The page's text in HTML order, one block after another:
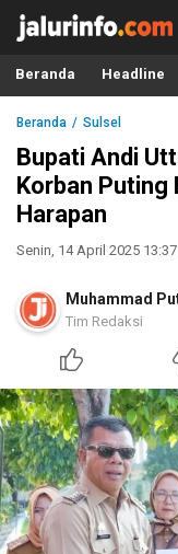
Info Terbaru, Berita
Terkini, Akurat dan
Beranda Headline
Beranda Sulsel
Bupati Andi
Korban Puting
Harapan
Senin, 14 April 2025
Muhammad
Tim Redaksi